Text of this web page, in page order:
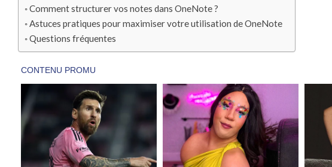
Comment structurer vos notes dans OneNote ?
Astuces pratiques pour maximiser votre utilisation de OneNote
Questions fréquentes